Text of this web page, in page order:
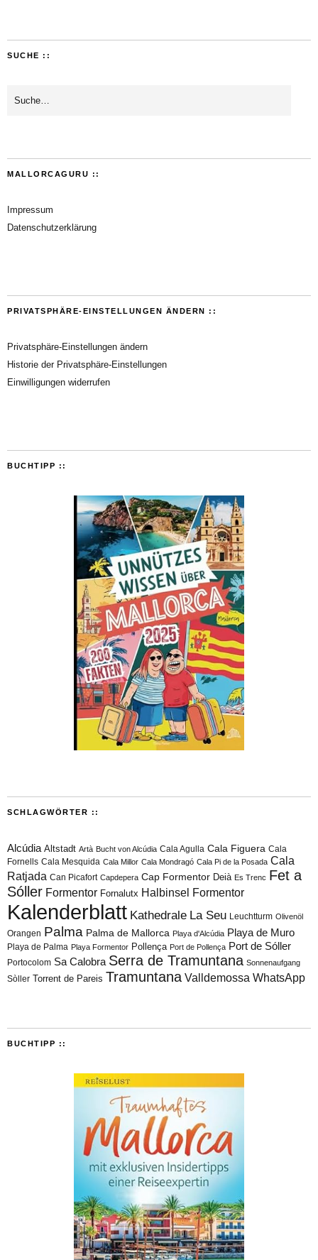
SUCHE ::
MALLORCAGURU ::
Impressum
Datenschutzerklärung
PRIVATSPHÄRE-EINSTELLUNGEN ÄNDERN ::
Privatsphäre-Einstellungen ändern
Historie der Privatsphäre-Einstellungen
Einwilligungen widerrufen
BUCHTIPP ::
SCHLAGWÖRTER ::
Alcúdia Altstadt Artà Bucht von Alcúdia Cala Agulla Cala Figuera Cala
Fornells Cala Mesquida Cala Millor Cala Mondragó Cala Pi de la Posada Cala
Ratjada Can Picafort Capdepera Cap Formentor Deià Es Trenc Fet a
Sóller Formentor Fornalutx Halbinsel Formentor
Kalenderblatt Kathedrale La Seu Leuchtturm Olivenöl
Orangen Palma Palma de Mallorca Playa d'Alcúdia Playa de Muro
Playa de Palma Playa Formentor Pollença Port de Pollença Port de Sóller
Portocolom Sa Calobra Serra de Tramuntana Sonnenaufgang
Sòller Torrent de Pareis Tramuntana Valldemossa WhatsApp
BUCHTIPP ::